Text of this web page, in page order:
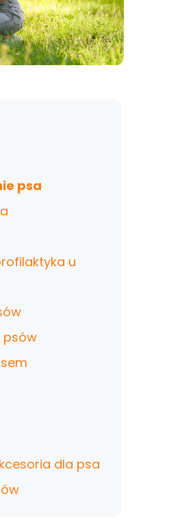
psa
u
psów
dla psa